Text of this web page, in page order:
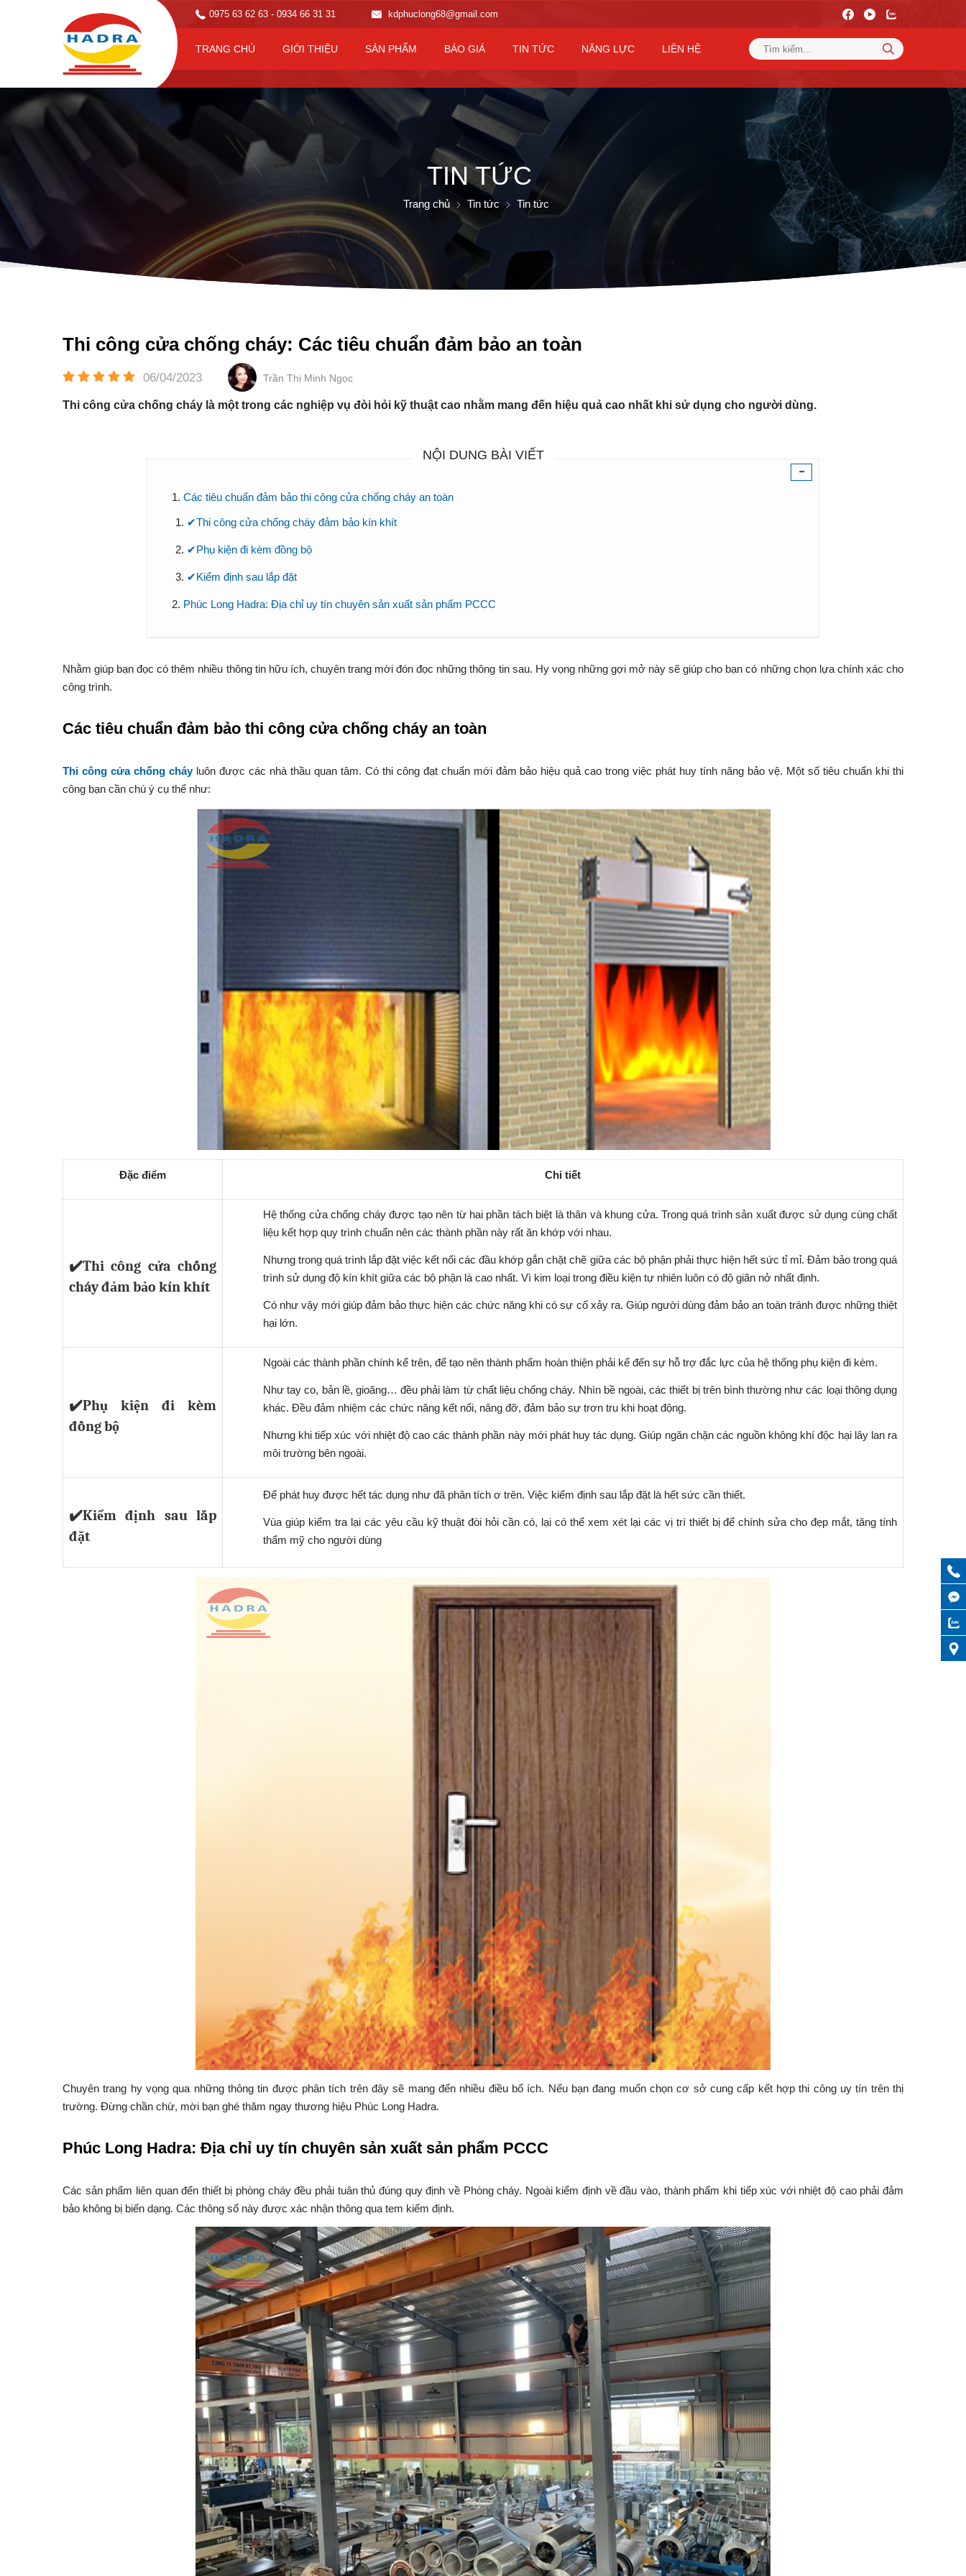
0975 63 62 63 - 0934 66 31 31 kdphuclong68@gmail.com
TRANG CHỦ GIỚI THIỆU SẢN PHẨM BÁO GIÁ TIN TỨC NĂNG LỰC LIÊN HỆ
TIN TỨC
Trang chủ Tin tức Tin tức
Thi công cửa chống cháy: Các tiêu chuẩn đảm bảo an toàn
06/04/2023 Trần Thị Minh Ngọc
Thi công cửa chống cháy là một trong các nghiệp vụ đòi hỏi kỹ thuật cao nhằm mang đến hiệu quả cao nhất khi sử dụng cho người dùng.
-
NỘI DUNG BÀI VIẾT
Các tiêu chuẩn đảm bảo thi công cửa chống cháy an toàn
✔️Thi công cửa chống cháy đảm bảo kín khít
✔️Phụ kiện đi kèm đồng bộ
✔️Kiểm định sau lắp đặt
Phúc Long Hadra: Địa chỉ uy tín chuyên sản xuất sản phẩm PCCC
Nhằm giúp bạn đọc có thêm nhiều thông tin hữu ích, chuyên trang mời đón đọc những thông tin sau. Hy vọng những gợi mở này sẽ giúp cho bạn có những chọn lựa chính xác cho
công trình.
Các tiêu chuẩn đảm bảo thi công cửa chống cháy an toàn
Thi công cửa chống cháyluôn được các nhà thầu quan tâm. Có thi công đạt chuẩn mới đảm bảo hiệu quả cao trong việc phát huy tính năng bảo vệ. Một số tiêu chuẩn khi thi
công bạn cần chú ý cụ thể như:
Đặc điểm Chi tiết
✔️Thi công cửa chống
cháy đảm bảo kín khít
Hệ thống cửa chống cháy được tạo nên từ hai phần tách biệt là thân và khung cửa. Trong quá trình sản xuất được sử dụng cùng chất
liệu kết hợp quy trình chuẩn nên các thành phần này rất ăn khớp với nhau.
Nhưng trong quá trình lắp đặt việc kết nối các đầu khớp gắn chặt chẽ giữa các bộ phận phải thực hiện hết sức tỉ mỉ. Đảm bảo trong quá
trình sử dụng độ kín khít giữa các bộ phận là cao nhất. Vì kim loại trong điều kiện tự nhiên luôn có độ giãn nở nhất định.
Có như vậy mới giúp đảm bảo thực hiện các chức năng khi có sự cố xảy ra. Giúp người dùng đảm bảo an toàn tránh được những thiệt
hại lớn.
✔️Phụ kiện đi kèm
đồng bộ
Ngoài các thành phần chính kể trên, để tạo nên thành phẩm hoàn thiện phải kể đến sự hỗ trợ đắc lực của hệ thống phụ kiện đi kèm.
Như tay co, bản lề, gioăng… đều phải làm từ chất liệu chống cháy. Nhìn bề ngoài, các thiết bị trên bình thường như các loại thông dụng
khác. Đều đảm nhiệm các chức năng kết nối, nâng đỡ, đảm bảo sự trơn tru khi hoạt động.
Nhưng khi tiếp xúc với nhiệt độ cao các thành phần này mới phát huy tác dụng. Giúp ngăn chặn các nguồn không khí độc hại lây lan ra
môi trường bên ngoài.
✔️Kiểm định sau lắp
đặt
Để phát huy được hết tác dụng như đã phân tích ơ trên. Việc kiểm định sau lắp đặt là hết sức cần thiết.
Vùa giúp kiểm tra lại các yêu cầu kỹ thuật đòi hỏi cần có, lại có thể xem xét lại các vị trí thiết bị để chính sửa cho đẹp mắt, tăng tính
thẩm mỹ cho người dùng
Chuyên trang hy vọng qua những thông tin được phân tích trên đây sẽ mang đến nhiều điều bổ ích. Nếu bạn đang muốn chọn cơ sở cung cấp kết hợp thi công uy tín trên thị
trường. Đừng chần chừ, mời bạn ghé thăm ngay thương hiệu Phúc Long Hadra.
Phúc Long Hadra: Địa chỉ uy tín chuyên sản xuất sản phẩm PCCC
Các sản phẩm liên quan đến thiết bị phòng cháy đều phải tuân thủ đúng quy định về Phòng cháy. Ngoài kiểm định về đầu vào, thành phẩm khi tiếp xúc với nhiệt độ cao phải đảm
bảo không bị biến dạng. Các thông số này được xác nhận thông qua tem kiểm định.